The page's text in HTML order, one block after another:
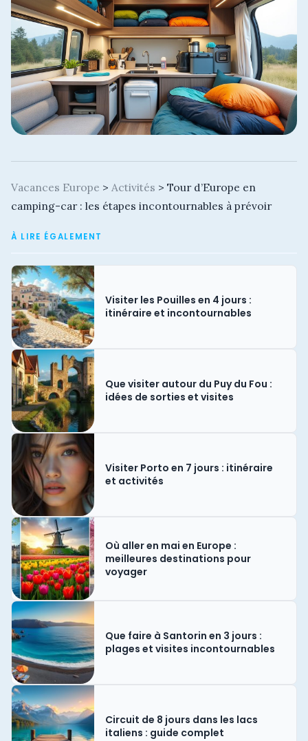
Vacances Europe > Activités > Tour d’Europe en
camping-car : les étapes incontournables à prévoir
À LIRE ÉGALEMENT
Visiter les Pouilles en 4 jours :
itinéraire et incontournables
Que visiter autour du Puy du Fou :
idées de sorties et visites
Visiter Porto en 7 jours : itinéraire
et activités
Où aller en mai en Europe :
meilleures destinations pour
voyager
Que faire à Santorin en 3 jours :
plages et visites incontournables
Circuit de 8 jours dans les lacs
italiens : guide complet